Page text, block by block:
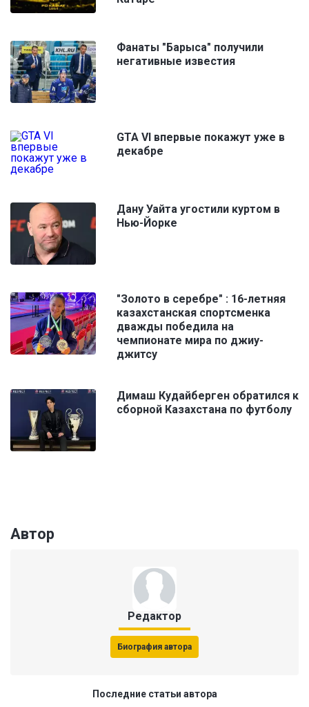
Фанаты "Барыса" получили
негативные известия
GTA VI впервые покажут уже в
декабре
Дану Уайта угостили куртом в
Нью-Йорке
"Золото в серебре" : 16-летняя
казахстанская спортсменка
дважды победила на
чемпионате мира по джиу-
джитсу
Димаш Кудайберген обратился к
сборной Казахстана по футболу
Автор
Редактор
Биография автора
Последние статьи автора